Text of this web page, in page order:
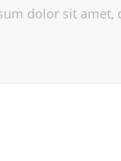
dolor sit amet,